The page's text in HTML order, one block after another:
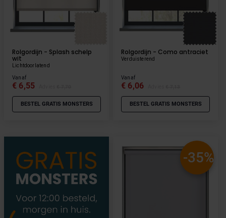
Rolgordijn - Splash schelp
wit
Lichtdoorlatend
Vanaf
€ 6,55
BESTEL GRATIS MONSTERS
Rolgordijn - Como antraciet
Verduisterend
Vanaf
€ 6,06
BESTEL GRATIS MONSTERS
-35%